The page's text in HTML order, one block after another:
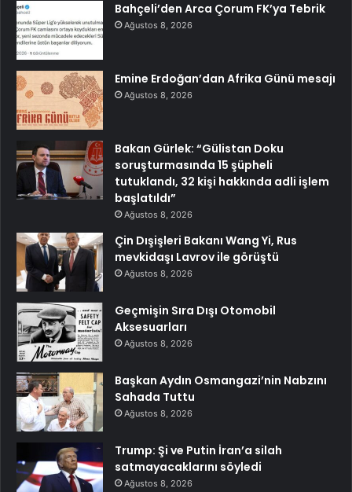
Bahçeli’den Arca Çorum FK’ya Tebrik
Ağustos 8, 2026
Emine Erdoğan’dan Afrika Günü mesajı
Ağustos 8, 2026
Bakan Gürlek: “Gülistan Doku
soruşturmasında 15 şüpheli
tutuklandı, 32 kişi hakkında adli işlem
başlatıldı”
Ağustos 8, 2026
Çin Dışişleri Bakanı Wang Yi, Rus
mevkidaşı Lavrov ile görüştü
Ağustos 8, 2026
Geçmişin Sıra Dışı Otomobil
Aksesuarları
Ağustos 8, 2026
Başkan Aydın Osmangazi’nin Nabzını
Sahada Tuttu
Ağustos 8, 2026
Trump: Şi ve Putin İran’a silah
satmayacaklarını söyledi
Ağustos 8, 2026